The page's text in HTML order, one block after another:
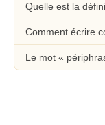
Quelle est la
Comment écrire
Le mot «